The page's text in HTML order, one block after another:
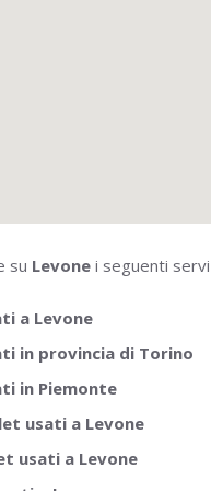
su Levone i seguenti
a Levone
in provincia di Torino
in Piemonte
usati a Levone
usati a Levone